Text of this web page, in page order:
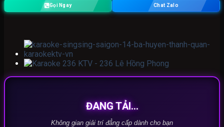
Gọi Ngay Chat Zalo
ĐANG TẢI...
Không gian giải trí đẳng cấp dành cho bạn